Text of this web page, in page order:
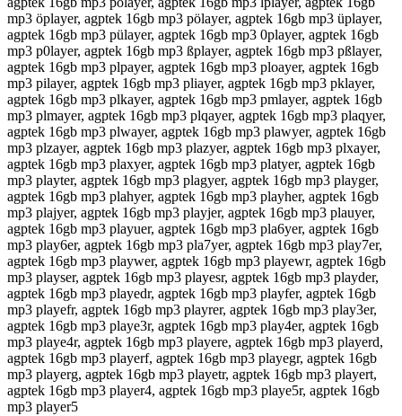
mp3 öplayer, agptek 16gb mp3 pölayer, agptek 16gb mp3 üplayer,
agptek 16gb mp3 pülayer, agptek 16gb mp3 0player, agptek 16gb
mp3 p0layer, agptek 16gb mp3 ßplayer, agptek 16gb mp3 pßlayer,
agptek 16gb mp3 plpayer, agptek 16gb mp3 ploayer, agptek 16gb
mp3 pilayer, agptek 16gb mp3 pliayer, agptek 16gb mp3 pklayer,
agptek 16gb mp3 plkayer, agptek 16gb mp3 pmlayer, agptek 16gb
mp3 plmayer, agptek 16gb mp3 plqayer, agptek 16gb mp3 plaqyer,
agptek 16gb mp3 plwayer, agptek 16gb mp3 plawyer, agptek 16gb
mp3 plzayer, agptek 16gb mp3 plazyer, agptek 16gb mp3 plxayer,
agptek 16gb mp3 plaxyer, agptek 16gb mp3 platyer, agptek 16gb
mp3 playter, agptek 16gb mp3 plagyer, agptek 16gb mp3 playger,
agptek 16gb mp3 plahyer, agptek 16gb mp3 playher, agptek 16gb
mp3 plajyer, agptek 16gb mp3 playjer, agptek 16gb mp3 plauyer,
agptek 16gb mp3 playuer, agptek 16gb mp3 pla6yer, agptek 16gb
mp3 play6er, agptek 16gb mp3 pla7yer, agptek 16gb mp3 play7er,
agptek 16gb mp3 playwer, agptek 16gb mp3 playewr, agptek 16gb
mp3 playser, agptek 16gb mp3 playesr, agptek 16gb mp3 playder,
agptek 16gb mp3 playedr, agptek 16gb mp3 playfer, agptek 16gb
mp3 playefr, agptek 16gb mp3 playrer, agptek 16gb mp3 play3er,
agptek 16gb mp3 playe3r, agptek 16gb mp3 play4er, agptek 16gb
mp3 playe4r, agptek 16gb mp3 playere, agptek 16gb mp3 playerd,
agptek 16gb mp3 playerf, agptek 16gb mp3 playegr, agptek 16gb
mp3 playerg, agptek 16gb mp3 playetr, agptek 16gb mp3 playert,
agptek 16gb mp3 player4, agptek 16gb mp3 playe5r, agptek 16gb
mp3 player5